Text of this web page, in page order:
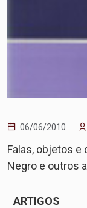
06/06/2010
Falas, objetos e
Negro e outros
ARTIGOS